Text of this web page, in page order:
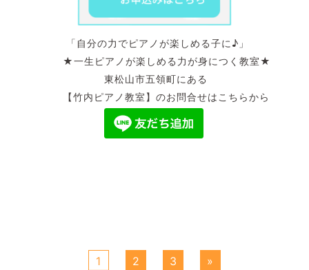
「自分の力でピアノが楽しめる子に♪」
★一生ピアノが楽しめる力が身につく教室★
東松山市五領町にある
【竹内ピアノ教室】のお問合せはこちらから
1 2 3 »